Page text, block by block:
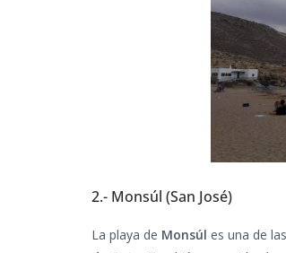
2.- Monsúl (San José)
La playa de Monsúl es una de